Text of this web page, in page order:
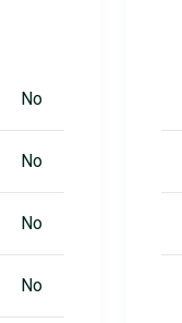
No
No
No
No